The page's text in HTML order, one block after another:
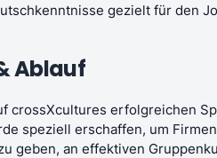
gezielt für den
Ablauf
crossXcultures erfolgreichen
speziell erschaffen, um
geben, an effektiven